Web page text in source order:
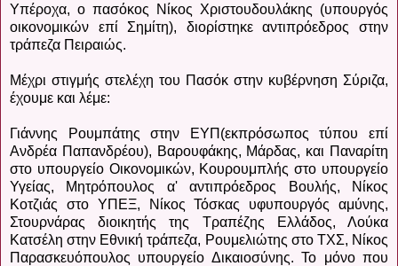
Υπέροχα, ο πασόκος Νίκος Χριστουδουλάκης (υπουργός
οικονομικών επί Σημίτη), διορίστηκε αντιπρόεδρος στην
τράπεζα Πειραιώς.
Μέχρι στιγμής στελέχη του Πασόκ στην κυβέρνηση Σύριζα,
έχουμε και λέμε:
Γιάννης Ρουμπάτης στην ΕΥΠ(εκπρόσωπος τύπου επί
Ανδρέα Παπανδρέου), Βαρουφάκης, Μάρδας, και Παναρίτη
στο υπουργείο Οικονομικών, Κουρουμπλής στο υπουργείο
Υγείας, Μητρόπουλος α' αντιπρόεδρος Βουλής, Νίκος
Κοτζιάς στο ΥΠΕΞ, Νίκος Τόσκας υφυπουργός αμύνης,
Στουρνάρας διοικητής της Τραπέζης Ελλάδος, Λούκα
Κατσέλη στην Εθνική τράπεζα, Ρουμελιώτης στο ΤΧΣ, Νίκος
Παρασκευόπουλος υπουργείο Δικαιοσύνης. Το μόνο που